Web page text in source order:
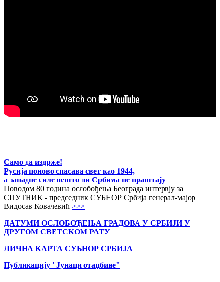
Само да издрже!
Русија поново спасава свет као 1944,
а западне силе нешто ни Србима не праштају
Поводом 80 година ослобођења Београда интервју за
СПУТНИК - председник СУБНОР Србија генерал-мајор
Видосав Ковачевић >>>
ДАТУМИ ОСЛОБОЂЕЊА ГРАДОВА У СРБИЈИ У
ДРУГОМ СВЕТСКОМ РАТУ
ЛИЧНА КАРТА СУБНОР СРБИЈА
Публикацију "Јунаци отаџбине"